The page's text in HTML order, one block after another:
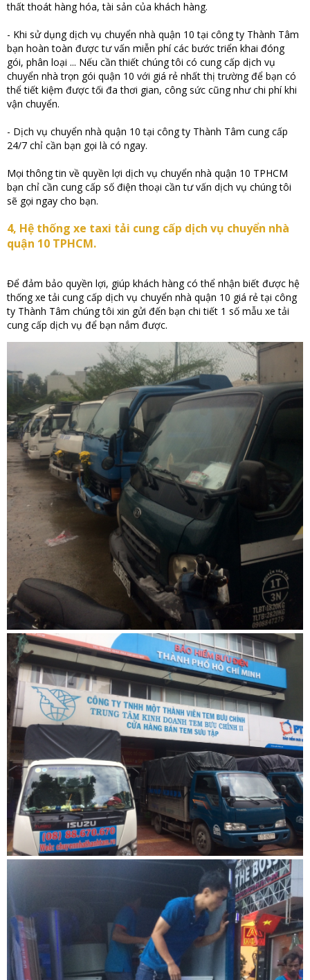
thất thoát hàng hóa, tài sản của khách hàng.
- Khi sử dụng dịch vụ chuyển nhà quận 10 tại công ty Thành Tâm
bạn hoàn toàn được tư vấn miễn phí các bước triển khai đóng
gói, phân loại ... Nếu cần thiết chúng tôi có cung cấp dịch vụ
chuyển nhà trọn gói quận 10 với giá rẻ nhất thị trường để bạn có
thể tiết kiệm được tối đa thơi gian, công sức cũng như chi phí khi
vận chuyển.
- Dịch vụ chuyển nhà quận 10 tại công ty Thành Tâm cung cấp
24/7 chỉ cần bạn gọi là có ngay.
Mọi thông tin về quyền lợi dịch vụ chuyển nhà quận 10 TPHCM
bạn chỉ cần cung cấp số điện thoại cần tư vấn dịch vụ chúng tôi
sẽ gọi ngay cho bạn.
4, Hệ thống xe taxi tải cung cấp dịch vụ chuyển nhà
quận 10 TPHCM.
Để đảm bảo quyền lợi, giúp khách hàng có thể nhận biết được hệ
thống xe tải cung cấp dịch vụ chuyển nhà quận 10 giá rẻ tại công
ty Thành Tâm chúng tôi xin gửi đến bạn chi tiết 1 số mẫu xe tải
cung cấp dịch vụ để bạn nắm được.